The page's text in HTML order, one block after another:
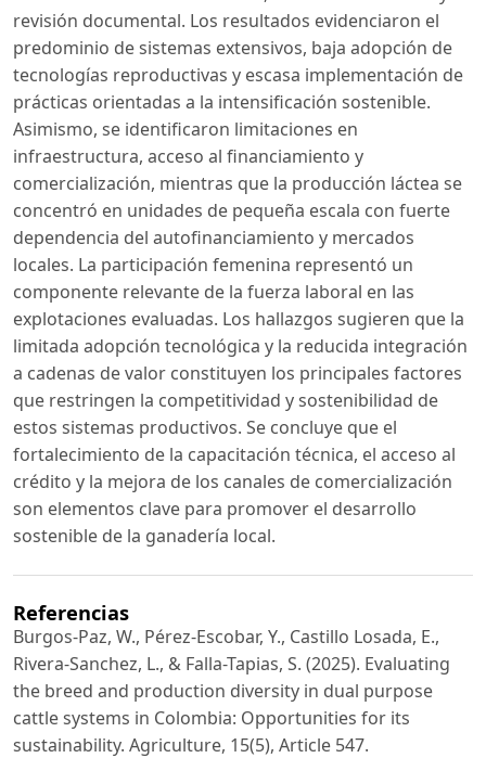
revisión documental. Los resultados evidenciaron el
predominio de sistemas extensivos, baja adopción de
tecnologías reproductivas y escasa implementación de
prácticas orientadas a la intensificación sostenible.
Asimismo, se identificaron limitaciones en
infraestructura, acceso al financiamiento y
comercialización, mientras que la producción láctea se
concentró en unidades de pequeña escala con fuerte
dependencia del autofinanciamiento y mercados
locales. La participación femenina representó un
componente relevante de la fuerza laboral en las
explotaciones evaluadas. Los hallazgos sugieren que la
limitada adopción tecnológica y la reducida integración
a cadenas de valor constituyen los principales factores
que restringen la competitividad y sostenibilidad de
estos sistemas productivos. Se concluye que el
fortalecimiento de la capacitación técnica, el acceso al
crédito y la mejora de los canales de comercialización
son elementos clave para promover el desarrollo
sostenible de la ganadería local.
Referencias
Burgos-Paz, W., Pérez-Escobar, Y., Castillo Losada, E.,
Rivera-Sanchez, L., & Falla-Tapias, S. (2025). Evaluating
the breed and production diversity in dual purpose
cattle systems in Colombia: Opportunities for its
sustainability. Agriculture, 15(5), Article 547.